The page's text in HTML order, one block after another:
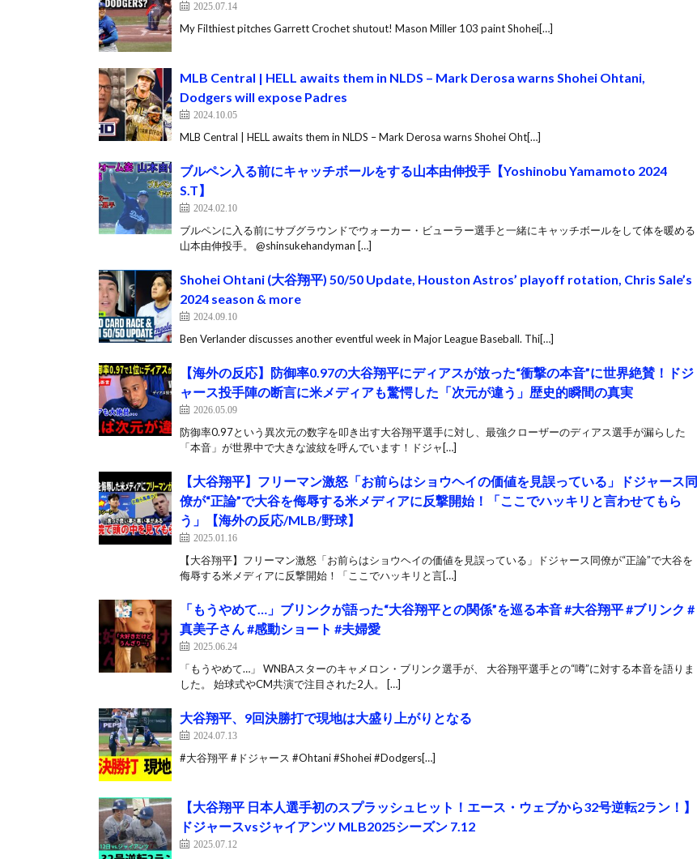
2025.07.14
My Filthiest pitches Garrett Crochet shutout! Mason Miller 103 paint Shohei[…]
MLB Central | HELL awaits them in NLDS – Mark Derosa warns Shohei Ohtani,
Dodgers will expose Padres
2024.10.05
MLB Central | HELL awaits them in NLDS – Mark Derosa warns Shohei Oht[…]
ブルペン入る前にキャッチボールをする山本由伸投手【Yoshinobu Yamamoto 2024
S.T】
2024.02.10
ブルペンに入る前にサブグラウンドでウォーカー・ビューラー選手と一緒にキャッチボールをして体を暖める
山本由伸投手。 @shinsukehandyman […]
Shohei Ohtani (大谷翔平) 50/50 Update, Houston Astros’ playoff rotation, Chris Sale’s
2024 season & more
2024.09.10
Ben Verlander discusses another eventful week in Major League Baseball. Thi[…]
【海外の反応】防御率0.97の大谷翔平にディアスが放った“衝撃の本音”に世界絶賛！ドジ
ャース投手陣の断言に米メディアも驚愕した「次元が違う」歴史的瞬間の真実
2026.05.09
防御率0.97という異次元の数字を叩き出す大谷翔平選手に対し、最強クローザーのディアス選手が漏らした
「本音」が世界中で大きな波紋を呼んでいます！ドジャ[…]
【大谷翔平】フリーマン激怒「お前らはショウヘイの価値を見誤っている」ドジャース同
僚が“正論”で大谷を侮辱する米メディアに反撃開始！「ここでハッキリと言わせてもら
う」【海外の反応/MLB/野球】
2025.01.16
【大谷翔平】フリーマン激怒「お前らはショウヘイの価値を見誤っている」ドジャース同僚が“正論”で大谷を
侮辱する米メディアに反撃開始！「ここでハッキリと言[…]
「もうやめて…」ブリンクが語った“大谷翔平との関係”を巡る本音 #大谷翔平 #ブリンク #
真美子さん #感動ショート #夫婦愛
2025.06.24
「もうやめて…」 WNBAスターのキャメロン・ブリンク選手が、 大谷翔平選手との“噂”に対する本音を語りま
した。 始球式やCM共演で注目された2人。 […]
大谷翔平、9回決勝打で現地は大盛り上がりとなる
2024.07.13
#大谷翔平 #ドジャース #Ohtani #Shohei #Dodgers[…]
【大谷翔平 日本人選手初のスプラッシュヒット！エース・ウェブから32号逆転2ラン！】
ドジャースvsジャイアンツ MLB2025シーズン 7.12
2025.07.12